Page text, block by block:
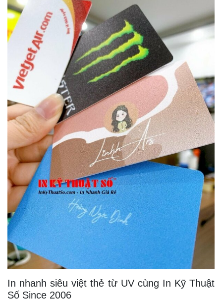
In nhanh siêu việt thẻ từ UV cùng In Kỹ Thuật
Số Since 2006